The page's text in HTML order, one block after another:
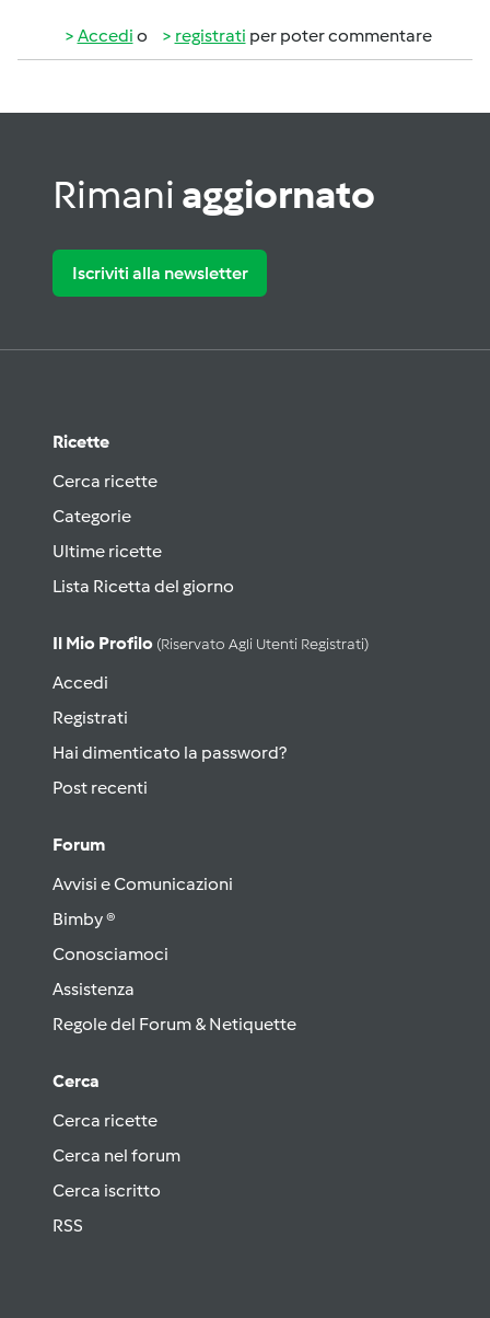
Accedi o registrati per poter commentare
Rimani aggiornato
Iscriviti alla newsletter
Ricette
Cerca ricette
Categorie
Ultime ricette
Lista Ricetta del giorno
Il Mio Profilo (riservato Agli Utenti Registrati)
Accedi
Registrati
Hai dimenticato la password?
Post recenti
Forum
Avvisi e Comunicazioni
Bimby ®
Conosciamoci
Assistenza
Regole del Forum & Netiquette
Cerca
Cerca ricette
Cerca nel forum
Cerca iscritto
RSS